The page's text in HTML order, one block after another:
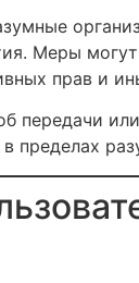
Меры
прав и
передачи
пределах